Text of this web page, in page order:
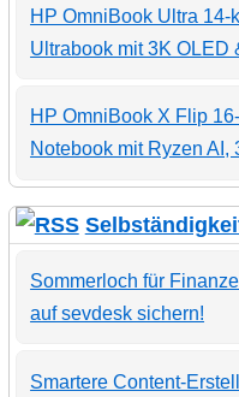
HP OmniBook Ultra 14-
Ultrabook mit 3K OLED
HP OmniBook X Flip
Notebook mit Ryzen AI,
Sommerloch für
auf sevdesk sichern!
Smartere Content-